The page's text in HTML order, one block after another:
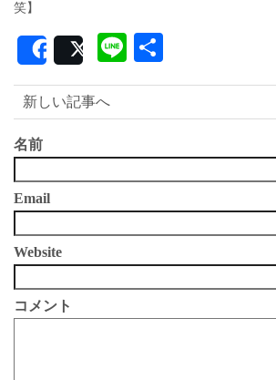
笑】
SharePost Line
有
新しい記事へ
名前
Email
Website
コメント